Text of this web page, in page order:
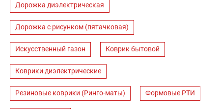
Дорожка диэлектрическая
Дорожка с рисунком (пятачковая)
Искусственный газон Коврик бытовой
Коврики диэлектрические
Резиновые коврики (Ринго-маты) Формовые РТИ